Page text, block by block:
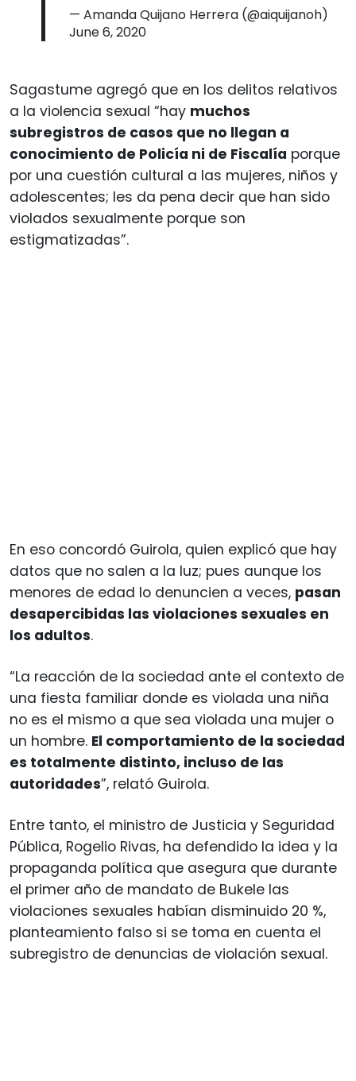
— Amanda Quijano Herrera (@aiquijanoh)
June 6, 2020
Sagastume agregó que en los delitos relativos
a la violencia sexual “hay muchos
subregistros de casos que no llegan a
conocimiento de Policía ni de Fiscalía porque
por una cuestión cultural a las mujeres, niños y
adolescentes; les da pena decir que han sido
violados sexualmente porque son
estigmatizadas”.
En eso concordó Guirola, quien explicó que hay
datos que no salen a la luz; pues aunque los
menores de edad lo denuncien a veces, pasan
desapercibidas las violaciones sexuales en
los adultos.
“La reacción de la sociedad ante el contexto de
una fiesta familiar donde es violada una niña
no es el mismo a que sea violada una mujer o
un hombre. El comportamiento de la sociedad
es totalmente distinto, incluso de las
autoridades”, relató Guirola.
Entre tanto, el ministro de Justicia y Seguridad
Pública, Rogelio Rivas, ha defendido la idea y la
propaganda política que asegura que durante
el primer año de mandato de Bukele las
violaciones sexuales habían disminuido 20 %,
planteamiento falso si se toma en cuenta el
subregistro de denuncias de violación sexual.